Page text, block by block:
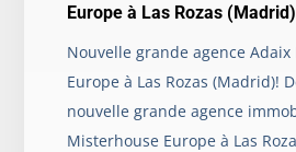
Europe à Las Rozas
Nouvelle grande agence
Europe à Las Rozas (Madrid)!
nouvelle grande agence
Misterhouse Europe à Las